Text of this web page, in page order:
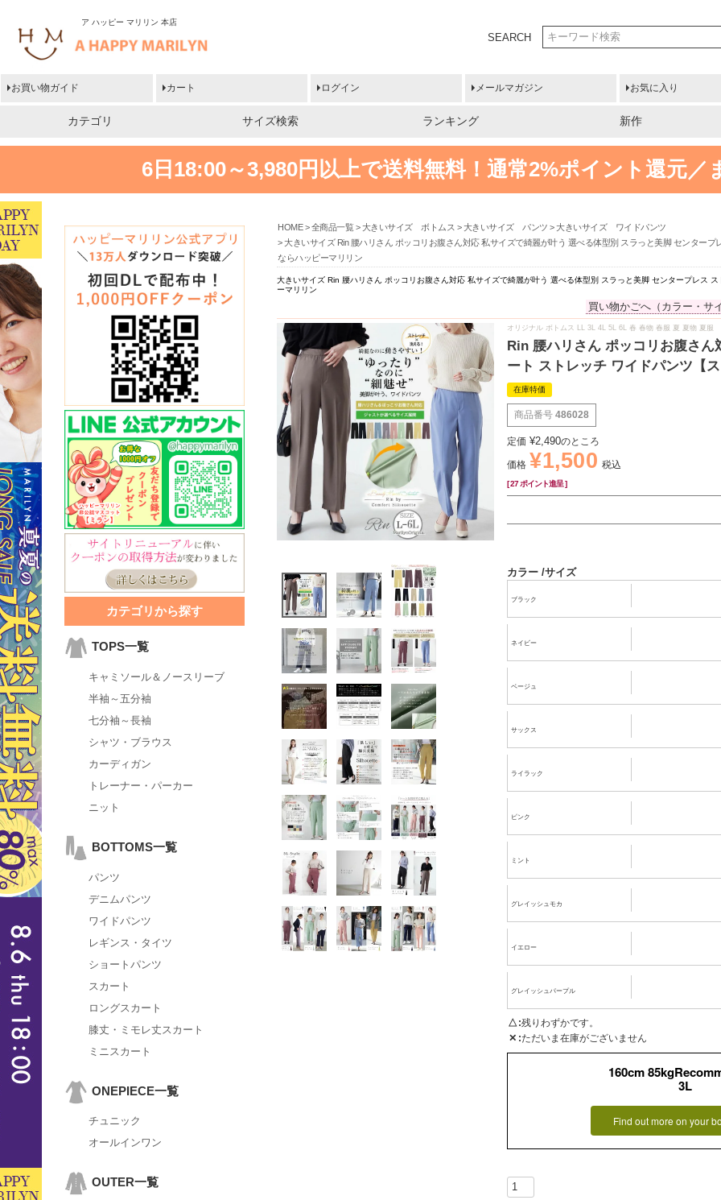
ア ハッピー マリリン 本店
SEARCH
お買い物ガイド カート ログイン メールマガジン お気に入り
カテゴリ サイズ検索 ランキング 新作
6日18:00～3,980円以上で送料無料！ 通常2%ポイント還元／
カテゴリから探す
TOPS一覧
キャミソール＆ノースリーブ
半袖～五分袖
七分袖～長袖
シャツ・ブラウス
カーディガン
トレーナー・パーカー
ニット
BOTTOMS一覧
パンツ
デニムパンツ
ワイドパンツ
レギンス・タイツ
ショートパンツ
スカート
ロングスカート
膝丈・ミモレ丈スカート
ミニスカート
ONEPIECE一覧
チュニック
オールインワン
OUTER一覧
HOME 全商品一覧 大きいサイズ ボトムス 大きいサイズ パンツ
大きいサイズ ワイドパンツ
大きいサイズ Rin 腰ハリさん ポッコリお腹さん対応 私サイズで綺麗が叶う 選べる体型別 スラっと美脚 センター
ならハッピーマリリン
大きいサイズ Rin 腰ハリさん ポッコリお腹さん対応 私サイズで綺麗が叶う 選べる体型別 スラっと美脚 センタープレス
ーマリリン
買い物かごへ（カラー・サ
オリジナル ボトムス LL 3L 4L 5L 6L 春 春物 春服 夏 夏物 夏服
Rin 腰ハリさん ポッコリお腹さ
ート ストレッチ ワイドパンツ【
在庫特価
商品番号 486028
定価 ¥2,490のところ
価格 ¥1,500 税込
[27 ポイント進呈 ]
カラー サイズ
ブラック
ネイビー
ベージュ
サックス
ライラック
ピンク
ミント
グレイッシュモカ
イエロー
グレイッシュパープル
△ 残りわずかです。
✕ ただいま在庫がございません
160cm
3L
Find out more on your